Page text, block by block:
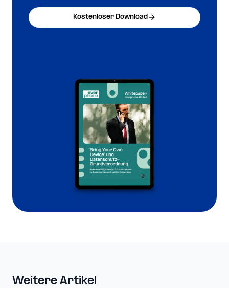
Kostenloser Download
Weitere Artikel